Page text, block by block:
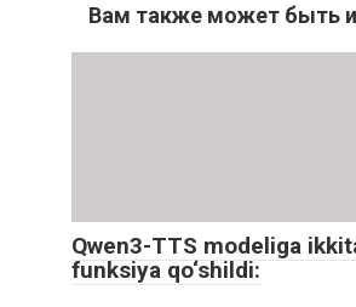
Вам также может быть
Qwen3-TTS modeliga
funksiya qo‘shildi: